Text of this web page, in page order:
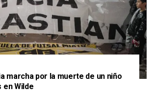
marcha por la muerte de un niño
en Wilde